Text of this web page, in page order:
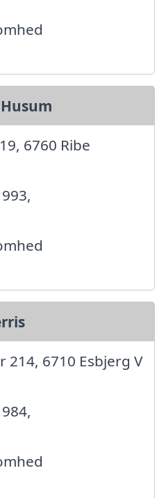
6760 Ribe
6710 Esbjerg V